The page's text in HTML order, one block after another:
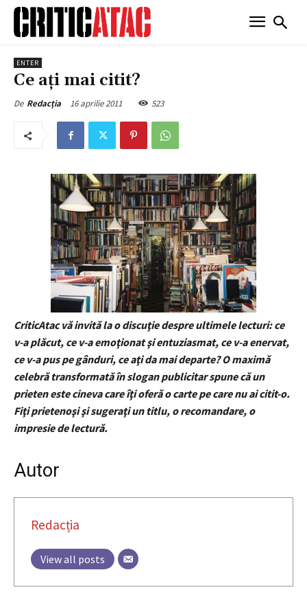
ENTER
Ce aţi mai citit?
De Redacția 16 aprilie 2011 523
CriticAtac vă invită la o discuţie despre ultimele lecturi: ce
v-a plăcut, ce v-a emoţionat şi entuziasmat, ce v-a enervat,
ce v-a pus pe gânduri, ce aţi da mai departe? O maximă
celebră transformată în slogan publicitar spune că un
prieten este cineva care îţi oferă o carte pe care nu ai citit-o.
Fiţi prietenoşi şi sugeraţi un titlu, o recomandare, o
impresie de lectură.
Autor
Redacția
View all posts